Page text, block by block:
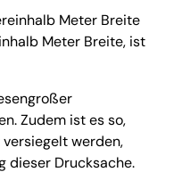
Meter Breite
Meter Breite, ist
Zudem ist es so,
werden,
dieser Drucksache.